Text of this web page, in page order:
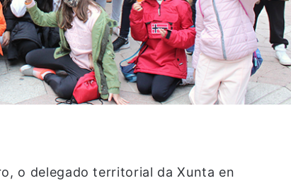
o delegado territorial da Xunta en